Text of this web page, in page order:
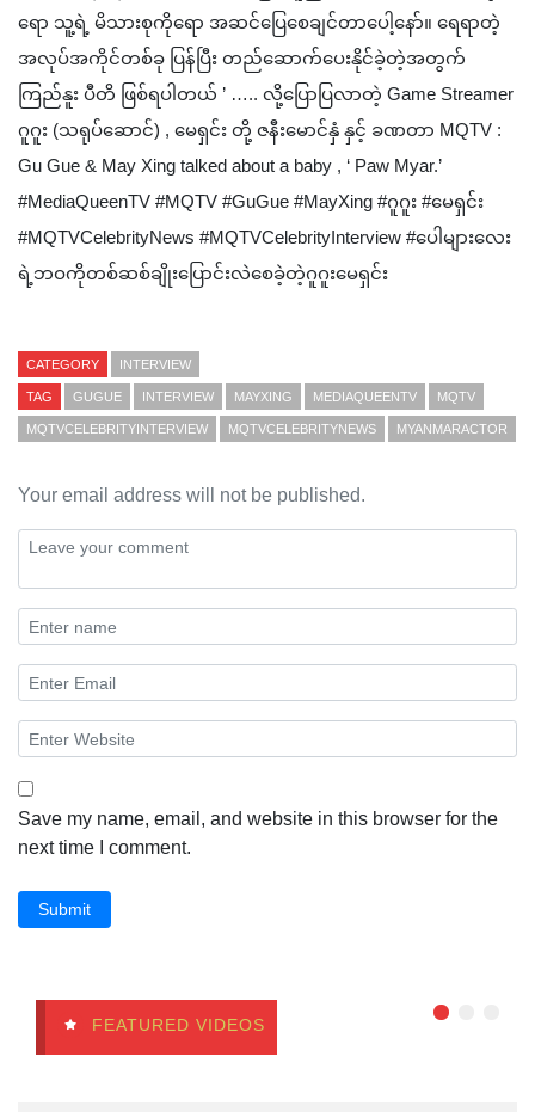
ရော သူ့ရဲ့ မိသားစုကိုရော အဆင်ပြေစေချင်တာပေါ့နော်။ ရေရာတဲ့
အလုပ်အကိုင်တစ်ခု ပြန်ပြီး တည်ဆောက်ပေးနိုင်ခဲ့တဲ့အတွက်
ကြည်နူး ပီတိ ဖြစ်ရပါတယ် ’ ….. လို့ပြောပြလာတဲ့ Game Streamer
ဂူဂူး (သရုပ်ဆောင်) , မေရှင်း တို့ ဇနီးမောင်နှံ နှင့် ခဏတာ MQTV :
Gu Gue & May Xing talked about a baby , ‘ Paw Myar.’
#MediaQueenTV #MQTV #GuGue #MayXing #ဂူဂူး #မေရှင်း
#MQTVCelebrityNews #MQTVCelebrityInterview #ပေါများလေး
ရဲ့ဘဝကိုတစ်ဆစ်ချိုးပြောင်းလဲစေခဲ့တဲ့ဂူဂူးမေရှင်း
CATEGORY INTERVIEW
TAG GUGUE INTERVIEW MAYXING MEDIAQUEENTV MQTV
MQTVCELEBRITYINTERVIEW MQTVCELEBRITYNEWS MYANMARACTOR
Your email address will not be published.
Save my name, email, and website in this browser for the
next time I comment.
Submit
FEATURED VIDEOS